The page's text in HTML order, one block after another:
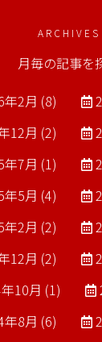
ARCHIVES
月毎の記事を
年2月 (8)
12月 (2)
年7月 (1)
年5月 (4)
年2月 (2)
12月 (2)
10月 (1)
年8月 (6)